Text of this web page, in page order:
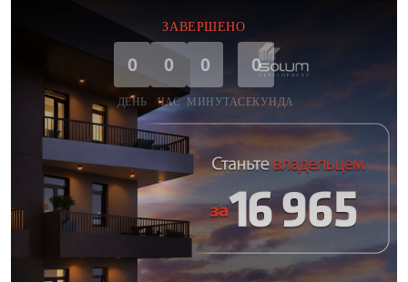
ЗАВЕРШЕНО
0
ДЕНЬ
0
ЧАС
0
МИНУТА
0
СЕКУНДА